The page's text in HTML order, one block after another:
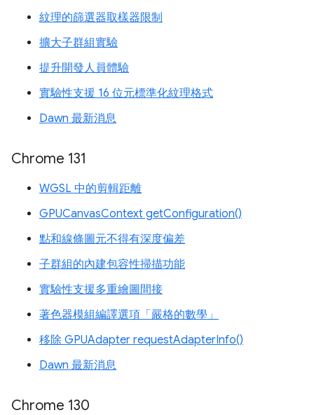
紋理的篩選器取樣器限制
擴大子群組實驗
提升開發人員體驗
實驗性支援 16 位元標準化紋理格式
Dawn 最新消息
Chrome 131
WGSL 中的剪輯距離
GPUCanvasContext getConfiguration()
點和線條圖元不得有深度偏差
子群組的內建包容性掃描功能
實驗性支援多重繪圖間接
著色器模組編譯選項「嚴格的數學」
移除 GPUAdapter requestAdapterInfo()
Dawn 最新消息
Chrome 130